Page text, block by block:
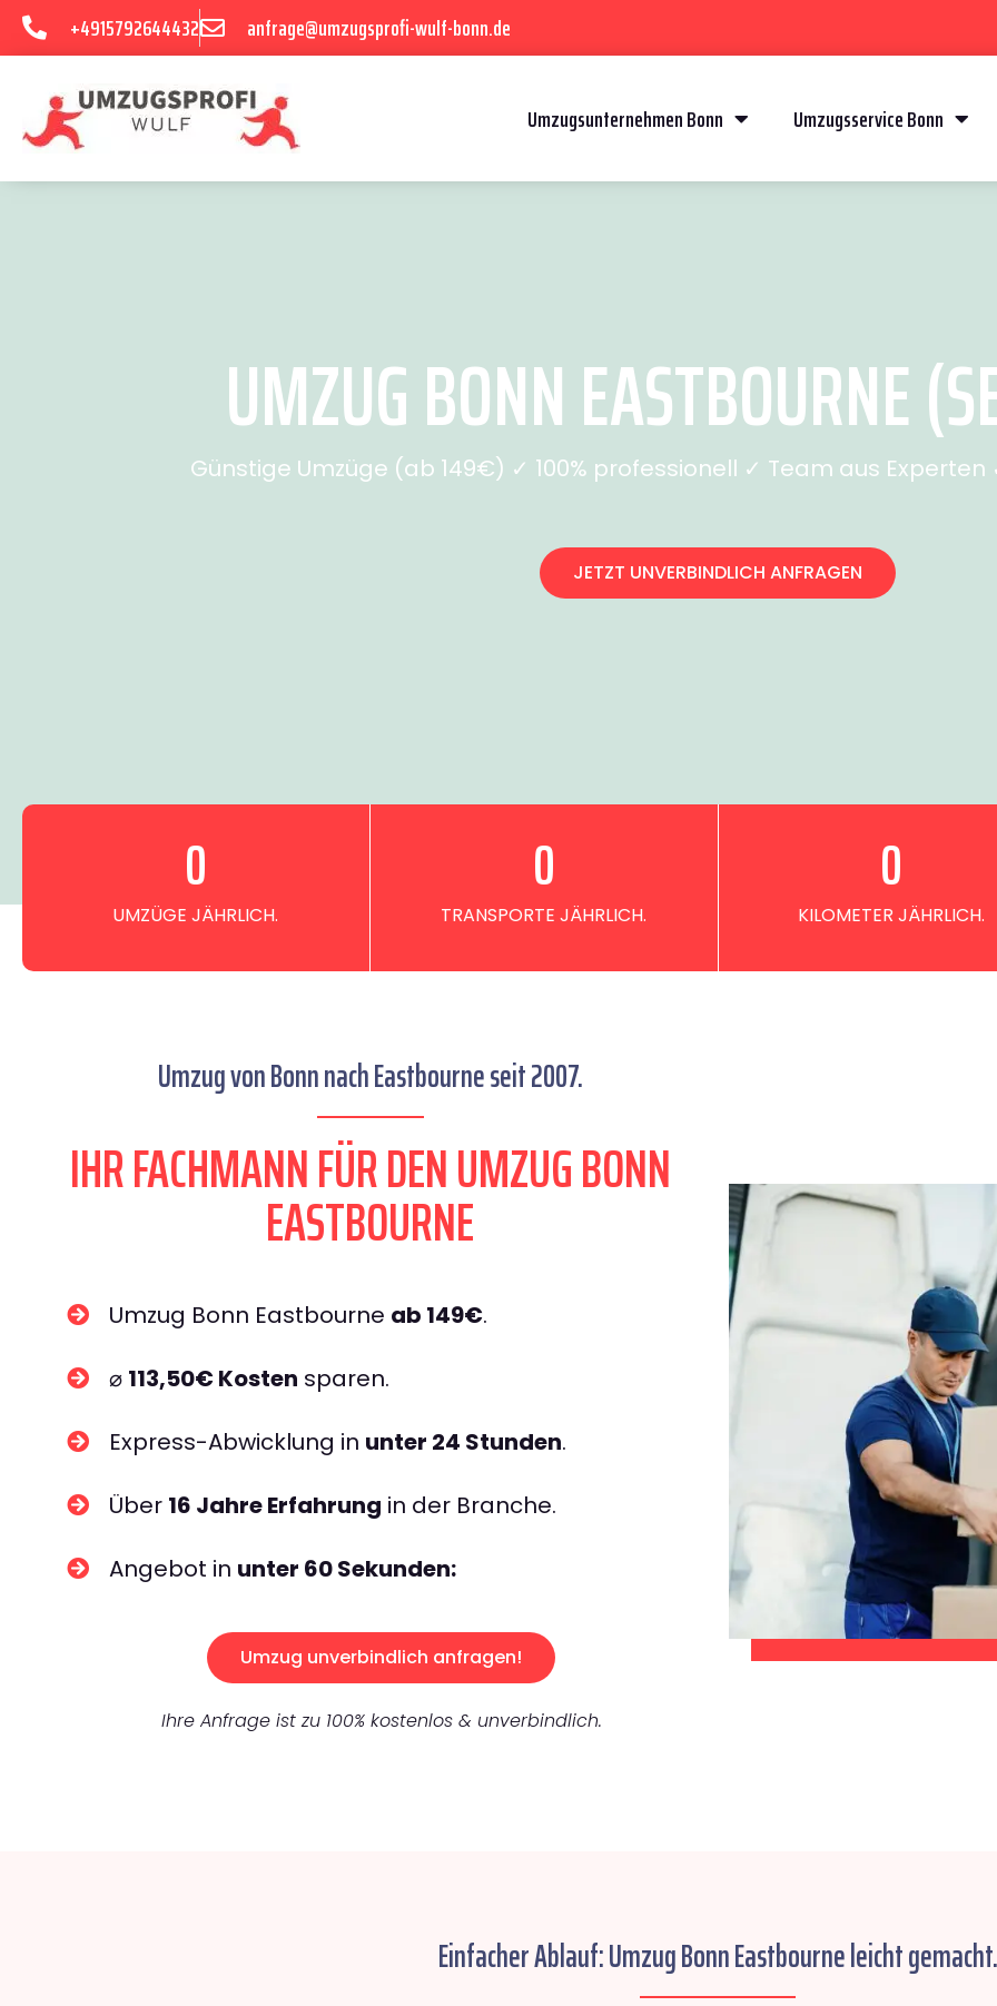
+4915792644432 anfrage@umzugsprofi-wulf-bonn.de
Umzugsunternehmen Bonn Umzugsservice Bonn
UMZUG BONN EASTBOURNE
Günstige Umzüge (ab 149€) ✓ 100% professionell ✓ Team aus
JETZT UNVERBINDLICH ANFRAGEN
UMZÜGE JÄHRLICH.
0
TRANSPORTE JÄHRLICH.
0
KILOMETER JÄHRLICH.
0
Umzug von Bonn nach Eastbourne seit 2007.
IHR FACHMANN FÜR DEN UMZUG BONN
EASTBOURNE
Umzug Bonn Eastbourne ab 149€.
⌀ 113,50€ Kosten sparen.
Express-Abwicklung in unter 24 Stunden.
Über 16 Jahre Erfahrung in der Branche.
Angebot in unter 60 Sekunden:
Umzug unverbindlich anfragen!
Ihre Anfrage ist zu 100% kostenlos & unverbindlich.
Einfacher Ablauf: Umzug Bonn Eastbourne leicht gemacht.